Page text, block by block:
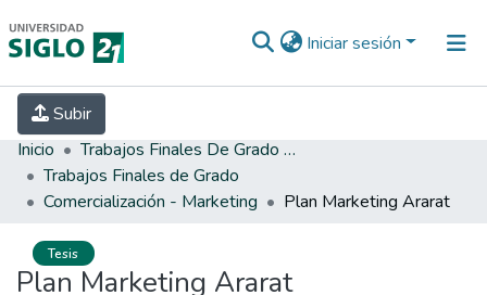
Iniciar sesión
Subir
INICIO EBOOK21
INVESTIGACIÓN
Inicio
Trabajos Finales De Grado Y Posgrado
Trabajos Finales de Grado
Comercialización - Marketing
Plan Marketing Ararat
Tesis
Plan Marketing Ararat